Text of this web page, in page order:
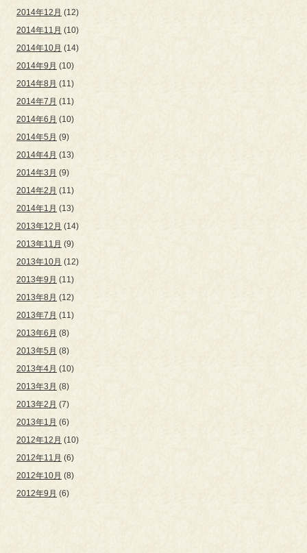
2014年12月 (12)
2014年11月 (10)
2014年10月 (14)
2014年9月 (10)
2014年8月 (11)
2014年7月 (11)
2014年6月 (10)
2014年5月 (9)
2014年4月 (13)
2014年3月 (9)
2014年2月 (11)
2014年1月 (13)
2013年12月 (14)
2013年11月 (9)
2013年10月 (12)
2013年9月 (11)
2013年8月 (12)
2013年7月 (11)
2013年6月 (8)
2013年5月 (8)
2013年4月 (10)
2013年3月 (8)
2013年2月 (7)
2013年1月 (6)
2012年12月 (10)
2012年11月 (6)
2012年10月 (8)
2012年9月 (6)